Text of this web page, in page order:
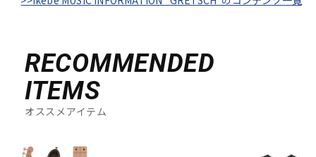
RECOMMENDED
ITEMS
オススメアイテム